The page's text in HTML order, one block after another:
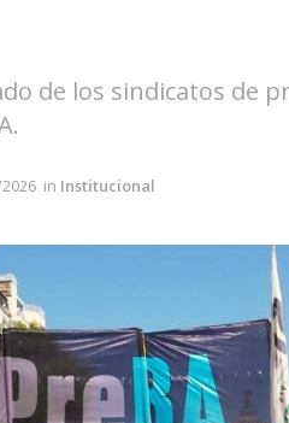
de los sindicatos de
in Institucional